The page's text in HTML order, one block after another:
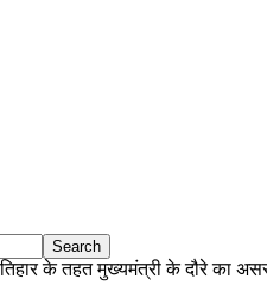
के तहत मुख्यमंत्री के दौरे का